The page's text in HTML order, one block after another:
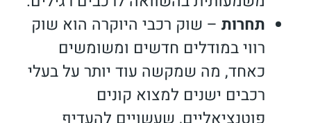
תחרות – שוק רכבי היוקרה הוא שוק
רווי במודלים חדשים ומשומשים
כאחד, מה שמקשה עוד יותר על בעלי
רכבים ישנים למצוא קונים